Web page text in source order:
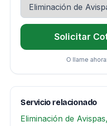
Solicitar
O llame ahora:
Servicio relacionado
Eliminación de